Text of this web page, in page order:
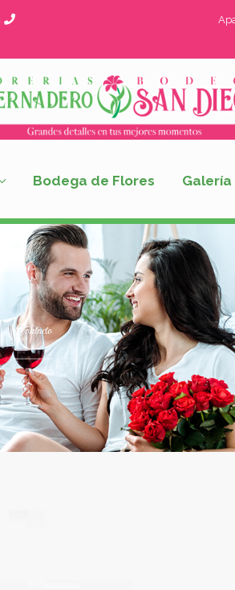
Bodega de Flores Galería
Contacto